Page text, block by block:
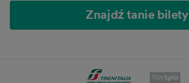
Znajdź tanie bilety